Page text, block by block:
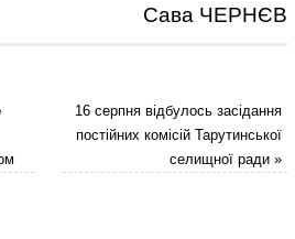
Сава ЧЕРНЄВ
16 серпня відбулось засідання
постійних комісій Тарутинської
селищної ради»